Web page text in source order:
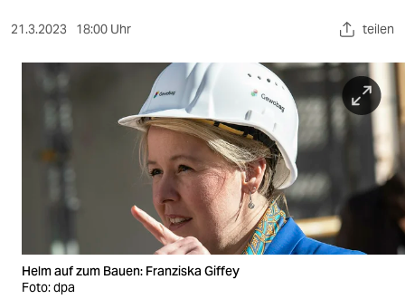
berlin
nord
wahrheit
verlag
shop
fragen & hilfe
21.3.2023 18:00 Uhr teilen
Helm auf zum Bauen: Franziska Giffey
Foto: dpa